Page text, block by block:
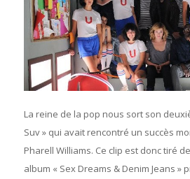
La reine de la pop nous sort son
Suv » qui avait rencontré un succès
Pharell Williams. Ce clip est donc tiré
album « Sex Dreams & Denim Jeans »